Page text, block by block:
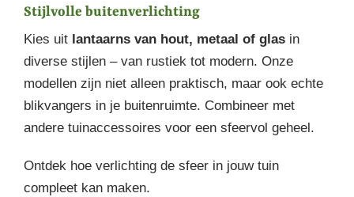
Stijlvolle buitenverlichting
Kies uit lantaarns van hout, metaal of glas in
diverse stijlen – van rustiek tot modern. Onze
modellen zijn niet alleen praktisch, maar ook echte
blikvangers in je buitenruimte. Combineer met
andere tuinaccessoires voor een sfeervol geheel.
Ontdek hoe verlichting de sfeer in jouw tuin
compleet kan maken.